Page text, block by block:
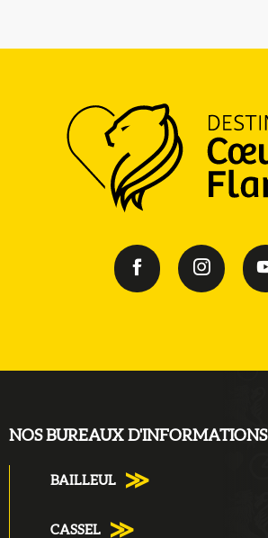
NOS BUREAUX D'INFORMATIONS
BAILLEUL
CASSEL